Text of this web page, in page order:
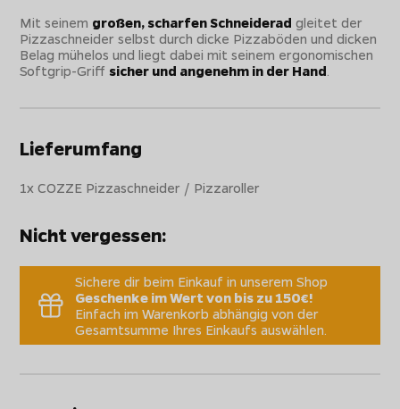
Mit seinem großen, scharfen Schneiderad gleitet der
Pizzaschneider selbst durch dicke Pizzaböden und dicken
Belag mühelos und liegt dabei mit seinem ergonomischen
Softgrip-Griff sicher und angenehm in der Hand
Lieferumfang
1x COZZE Pizzaschneider / Pizzaroller
Nicht vergessen:
Sichere dir beim Einkauf in unserem Shop
Geschenke im Wert von bis zu 150€!
Einfach im Warenkorb abhängig von der
Gesamtsumme Ihres Einkaufs auswählen.